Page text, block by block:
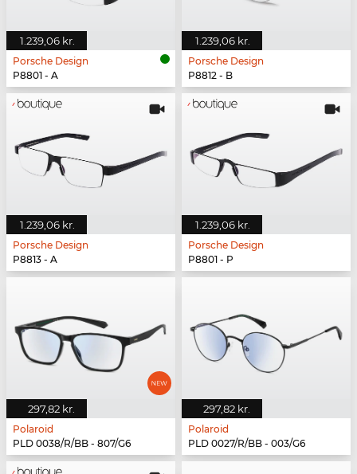
1.239,06 kr.
Porsche Design
P8801 - A
1.239,06 kr.
Porsche Design
P8812 - B
1.239,06 kr.
Porsche Design
P8813 - A
1.239,06 kr.
Porsche Design
P8801 - P
297,82 kr.
Polaroid
PLD 0038/R/BB - 807/G6
297,82 kr.
Polaroid
PLD 0027/R/BB - 003/G6